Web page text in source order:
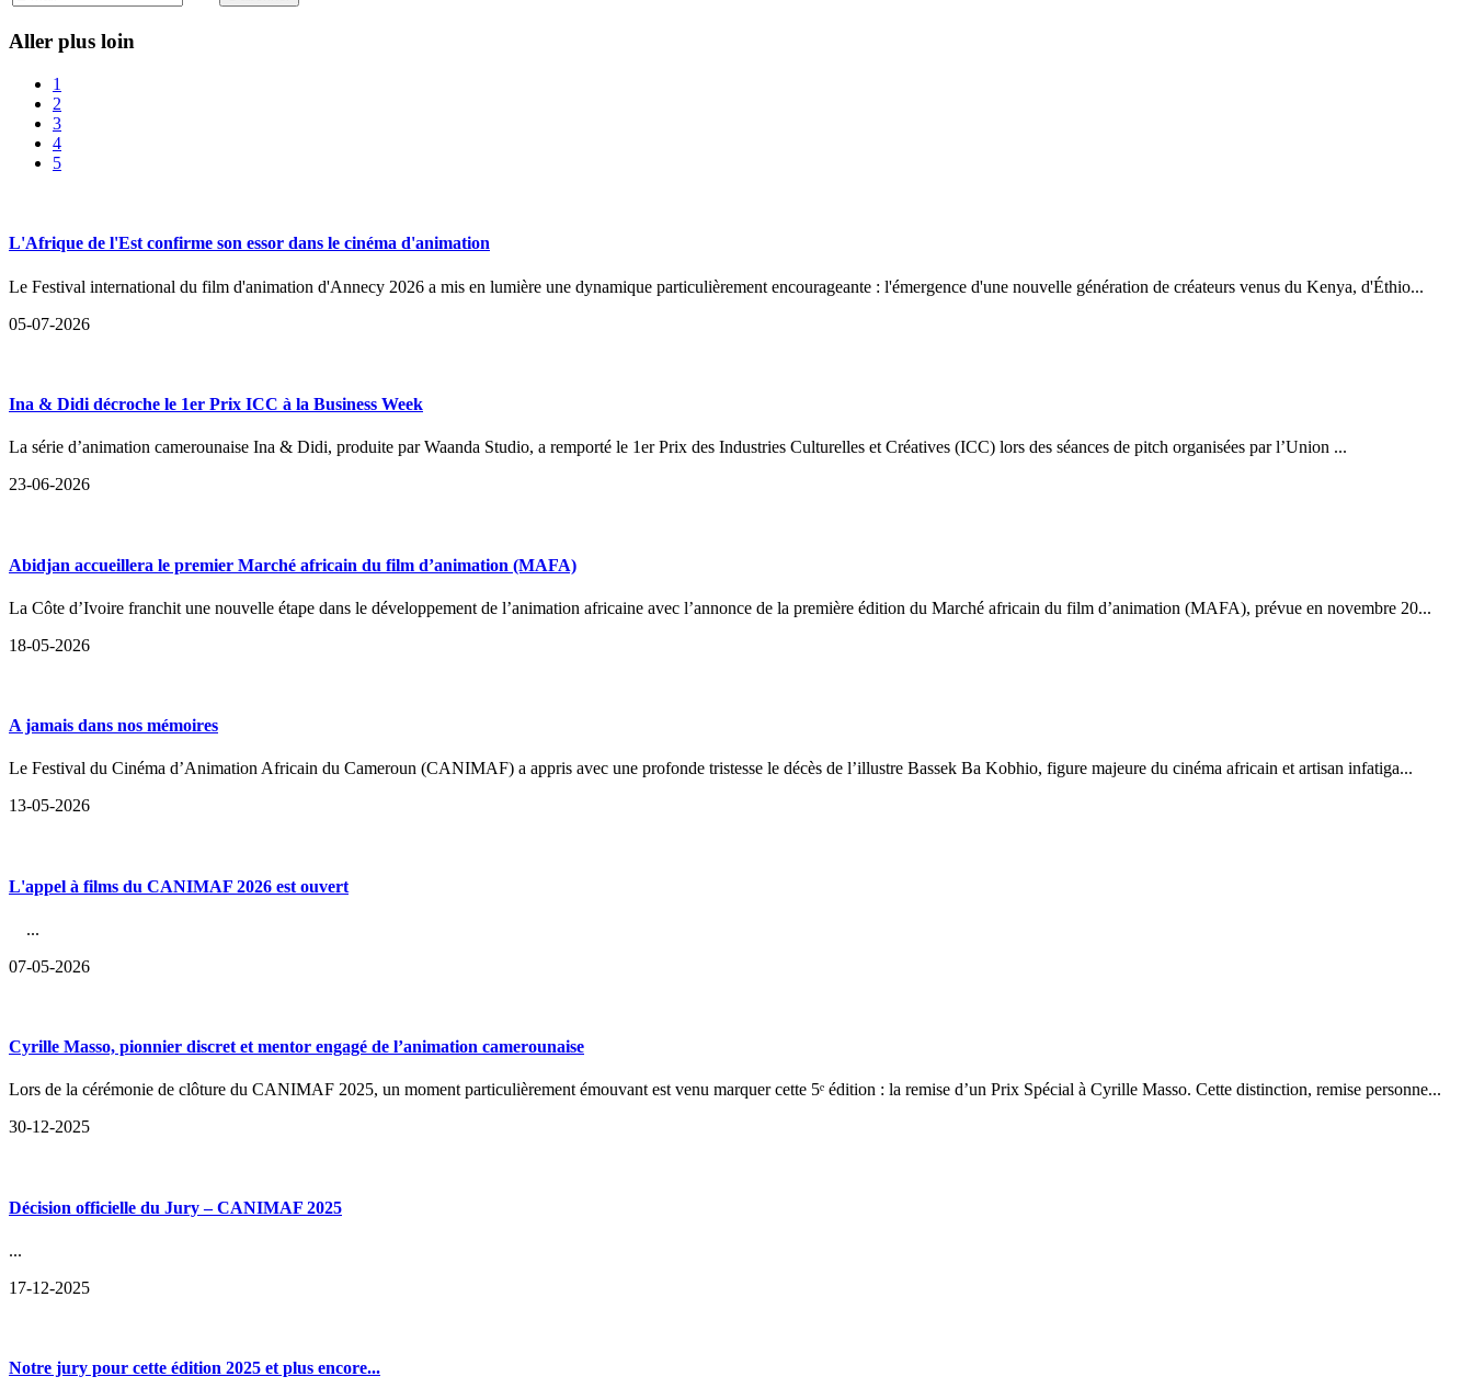
Aller plus loin
1
2
3
4
5
L'Afrique de l'Est confirme son essor dans le cinéma d'animation
Le Festival international du film d'animation d'Annecy 2026 a mis en lumière une dynamique particulièrement encourageante : l'émergence d'une nouvelle génération de créateurs venus du Kenya, d'Éthio...
05-07-2026
Ina & Didi décroche le 1er Prix ICC à la Business Week
La série d’animation camerounaise Ina & Didi, produite par Waanda Studio, a remporté le 1er Prix des Industries Culturelles et Créatives (ICC) lors des séances de pitch organisées par l’Union ...
23-06-2026
Abidjan accueillera le premier Marché africain du film d’animation (MAFA)
La Côte d’Ivoire franchit une nouvelle étape dans le développement de l’animation africaine avec l’annonce de la première édition du Marché africain du film d’animation (MAFA), prévue en novembre 20...
18-05-2026
A jamais dans nos mémoires
Le Festival du Cinéma d’Animation Africain du Cameroun (CANIMAF) a appris avec une profonde tristesse le décès de l’illustre Bassek Ba Kobhio, figure majeure du cinéma africain et artisan infatiga...
13-05-2026
L'appel à films du CANIMAF 2026 est ouvert
...
07-05-2026
Cyrille Masso, pionnier discret et mentor engagé de l’animation camerounaise
Lors de la cérémonie de clôture du CANIMAF 2025, un moment particulièrement émouvant est venu marquer cette 5ᵉ édition : la remise d’un Prix Spécial à Cyrille Masso. Cette distinction, remise personne...
30-12-2025
Décision officielle du Jury – CANIMAF 2025
...
17-12-2025
Notre jury pour cette édition 2025 et plus encore...